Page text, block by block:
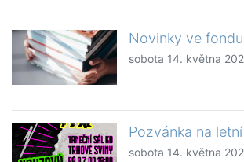
Novinky ve
sobota 14. května
Pozvánka na
sobota 14. května